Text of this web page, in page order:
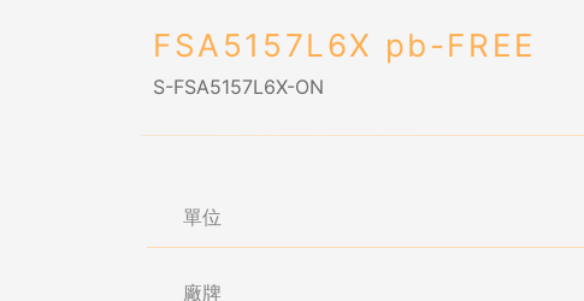
FSA5157L6X pb-FREE
S-FSA5157L6X-ON
單位
廠牌